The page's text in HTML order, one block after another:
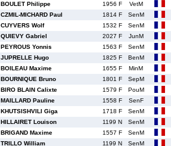
BOULET Philippe 1956 F
VetM
CZMIL-MICHARD Paul 1814 F
SenM
CUYVERS Wolf 1532 F
SenM
QUIEVY Gabriel 2027 F
JunM
PEYROUS Yonnis 1563 F
SenM
JUPRELLE Hugo 1825 F
BenM
BOILEAU Maxime 1655 F
MinM
BOURNIQUE Bruno 1801 F
SepM
BIRO BLAIN Calixte 1579 F
PouM
MAILLARD Pauline 1558 F
SenF
KHUTSISHVILI Giga 1718 F
SenM
HILLAIRET Louison 1199 N
SenM
BRIGAND Maxime 1557 F
SenM
TRILLO William 1199 N
SenM